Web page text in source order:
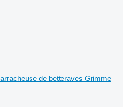
arracheuse de betteraves Grimme